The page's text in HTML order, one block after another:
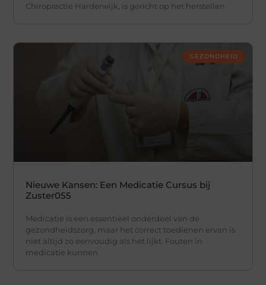
Chiropractie Harderwijk, is gericht op het herstellen
GEZONDHEID
Nieuwe Kansen: Een Medicatie Cursus bij
Zuster055
Medicatie is een essentieel onderdeel van de
gezondheidszorg, maar het correct toedienen ervan is
niet altijd zo eenvoudig als het lijkt. Fouten in
medicatie kunnen